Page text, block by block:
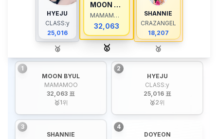
HYEJU
CLASS:y
25,016
🥈
MOON BYUL
MAMAMOO
32,063
🥇
SHANNIE
CRAZANGEL
18,207
🥉
1
MOON BYUL
MAMAMOO
32,063 표
🥇1위
2
HYEJU
CLASS:y
25,016 표
🥈2위
3
SHANNIE
4
DOYEON